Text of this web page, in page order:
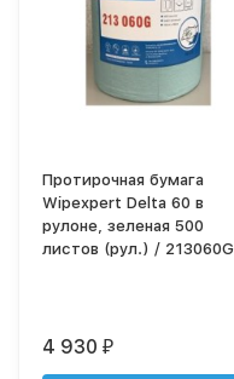
Протирочная бумага
Wipexpert Delta 60 в
рулоне, зеленая 500
листов (рул.) / 213060G
4 930₽